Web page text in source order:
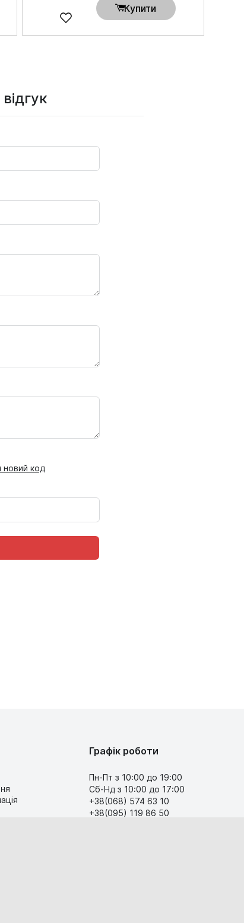
Купити
новий код
Графік роботи
Пн-Пт з 10:00 до 19:00
Сб-Нд з 10:00 до 17:00
+38(068) 574 63 10
+38(095) 119 86 50